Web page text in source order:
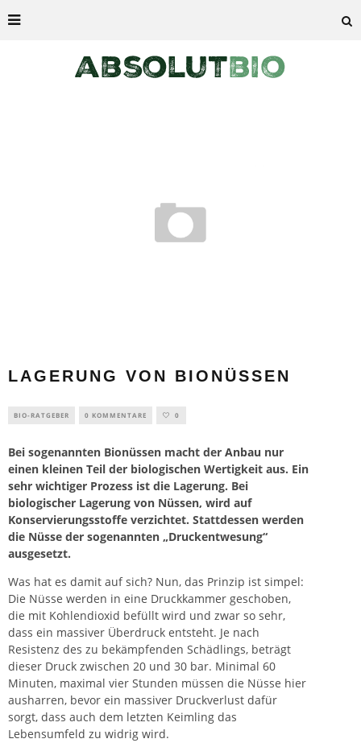
LAGERUNG VON BIONÜSSEN
BIO-RATGEBER 0 KOMMENTARE 0
Bei sogenannten Bionüssen macht der Anbau nur
einen kleinen Teil der biologischen Wertigkeit aus. Ein
sehr wichtiger Prozess ist die Lagerung. Bei
biologischer Lagerung von Nüssen, wird auf
Konservierungsstoffe verzichtet. Stattdessen werden
die Nüsse der sogenannten „Druckentwesung“
ausgesetzt.
Was hat es damit auf sich? Nun, das Prinzip ist simpel:
Die Nüsse werden in eine Druckkammer geschoben,
die mit Kohlendioxid befüllt wird und zwar so sehr,
dass ein massiver Überdruck entsteht. Je nach
Resistenz des zu bekämpfenden Schädlings, beträgt
dieser Druck zwischen 20 und 30 bar. Minimal 60
Minuten, maximal vier Stunden müssen die Nüsse hier
ausharren, bevor ein massiver Druckverlust dafür
sorgt, dass auch dem letzten Keimling das
Lebensumfeld zu widrig wird.